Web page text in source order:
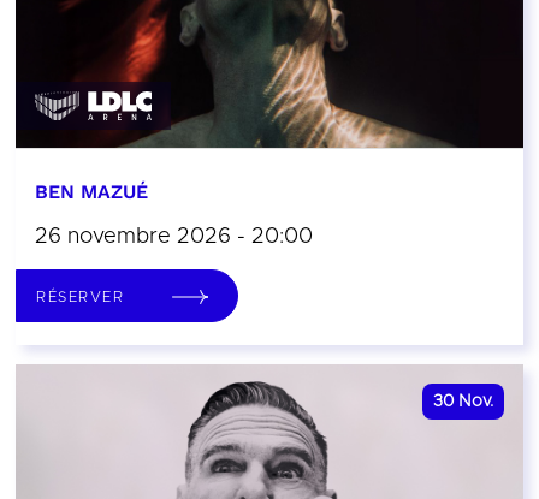
BEN MAZUÉ
26 novembre 2026 - 20:00
RÉSERVER
30 Nov.